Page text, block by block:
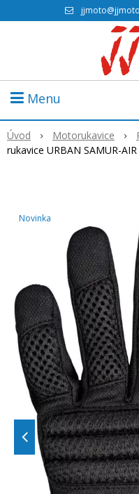
Menu
Úvod Motorukavice
rukavice URBAN SAMUR-
Novinka